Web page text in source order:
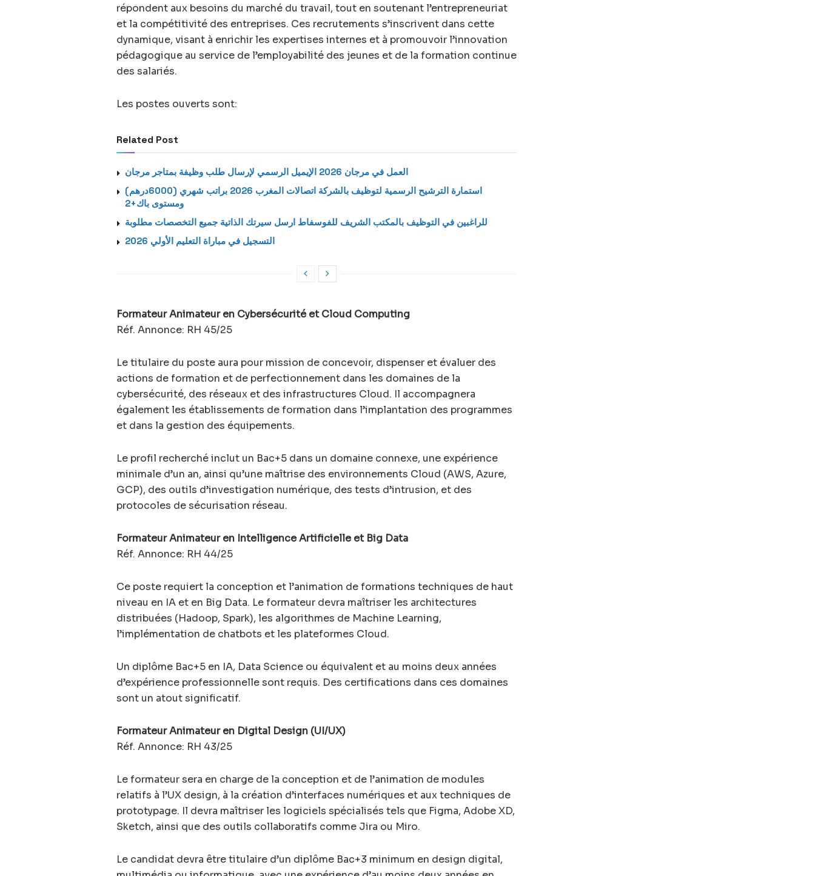
répondent aux besoins du marché du travail, tout en soutenant l’entrepreneuriat
et la compétitivité des entreprises. Ces recrutements s’inscrivent dans cette
dynamique, visant à enrichir les expertises internes et à promouvoir l’innovation
pédagogique au service de l’employabilité des jeunes et de la formation continue
des salariés.
Les postes ouverts sont:
Related Post
العمل في مرجان 2026 الإيميل الرسمي لإرسال طلب وظيفة بمتاجر مرجان
استمارة الترشيح الرسمية لتوظيف بالشركة اتصالات المغرب 2026 براتب شهري (6000درهم)
ومستوى باك+2
للراغبين في التوظيف بالمكتب الشريف للفوسفاط ارسل سيرتك الذاتية جميع التخصصات مطلوبة
التسجيل في مباراة التعليم الأولي 2026
Formateur Animateur en Cybersécurité et Cloud Computing
Réf. Annonce: RH 45/25
Le titulaire du poste aura pour mission de concevoir, dispenser et évaluer des
actions de formation et de perfectionnement dans les domaines de la
cybersécurité, des réseaux et des infrastructures Cloud. Il accompagnera
également les établissements de formation dans l’implantation des programmes
et dans la gestion des équipements.
Le profil recherché inclut un Bac+5 dans un domaine connexe, une expérience
minimale d’un an, ainsi qu’une maîtrise des environnements Cloud (AWS, Azure,
GCP), des outils d’investigation numérique, des tests d’intrusion, et des
protocoles de sécurisation réseau.
Formateur Animateur en Intelligence Artificielle et Big Data
Réf. Annonce: RH 44/25
Ce poste requiert la conception et l’animation de formations techniques de haut
niveau en IA et en Big Data. Le formateur devra maîtriser les architectures
distribuées (Hadoop, Spark), les algorithmes de Machine Learning,
l’implémentation de chatbots et les plateformes Cloud.
Un diplôme Bac+5 en IA, Data Science ou équivalent et au moins deux années
d’expérience professionnelle sont requis. Des certifications dans ces domaines
sont un atout significatif.
Formateur Animateur en Digital Design (UI/UX)
Réf. Annonce: RH 43/25
Le formateur sera en charge de la conception et de l’animation de modules
relatifs à l’UX design, à la création d’interfaces numériques et aux techniques de
prototypage. Il devra maîtriser les logiciels spécialisés tels que Figma, Adobe XD,
Sketch, ainsi que des outils collaboratifs comme Jira ou Miro.
Le candidat devra être titulaire d’un diplôme Bac+3 minimum en design digital,